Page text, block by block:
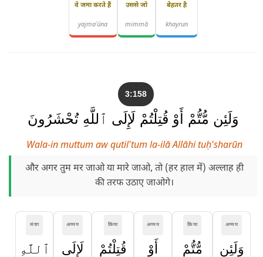
बेहतर है
khayrun
उससे जो
mimmā
वे जमा करते हैं
yajmaʿūna
3:158
وَلَئِن مُّتُّمْ أَوْ قُتِلْتُمْ لَإِلَى ٱللَّهِ تُحْشَرُونَ
Wala-in muttum aw qutil'tum la-ilā Allāhi tuḥ'sharūn
और अगर तुम मर जाओ या मारे जाओ, तो (हर हाल में) अल्लाह ही
की तरफ उठाए जाओगे।
अव्यय
وَلَئِن
क्रिया
مُّتُّمْ
अव्यय
أَوْ
क्रिया
قُتِلْتُمْ
अव्यय
لَإِلَى
संज्ञा
ٱللَّهِ